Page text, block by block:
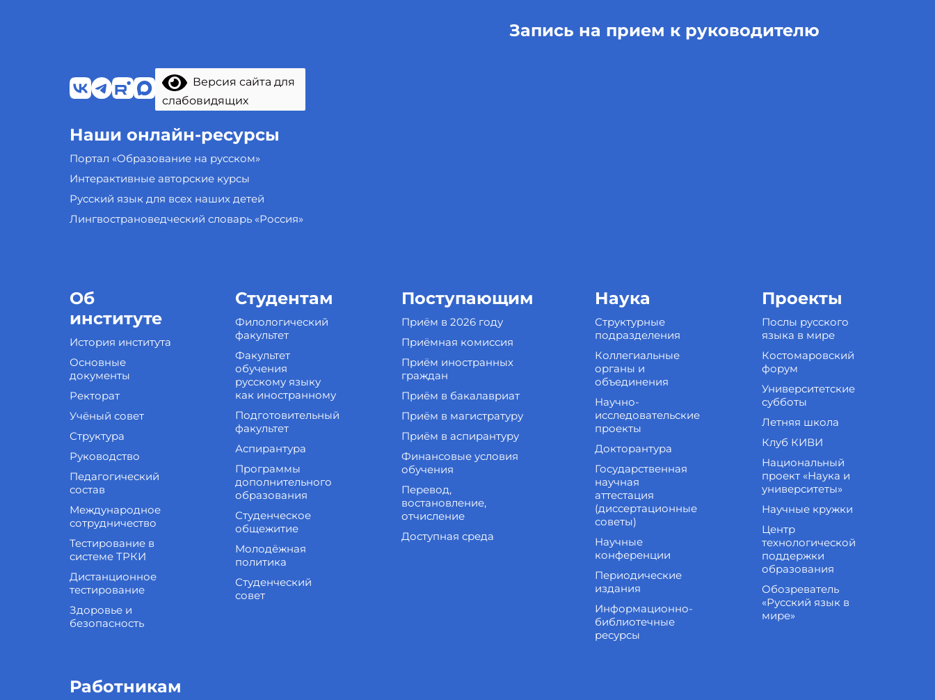
Запись на прием к руководителю
Версия сайта для
слабовидящих
Наши онлайн-ресурсы
Портал «Образование на русском»
Интерактивные авторские курсы
Русский язык для всех наших детей
Лингвострановедческий словарь «Россия»
Об
институте
История института
Основные
документы
Ректорат
Учёный совет
Структура
Руководство
Педагогический
состав
Международное
сотрудничество
Тестирование в
системе ТРКИ
Дистанционное
тестирование
Здоровье и
безопасность
Студентам
Филологический
факультет
Факультет
обучения
русскому языку
как иностранному
Подготовительный
факультет
Аспирантура
Программы
дополнительного
образования
Студенческое
общежитие
Молодёжная
политика
Студенческий
совет
Поступающим
Приём в 2026 году
Приёмная комиссия
Приём иностранных
граждан
Приём в бакалавриат
Приём в магистратуру
Приём в аспирантуру
Финансовые условия
обучения
Перевод,
востановление,
отчисление
Доступная среда
Наука
Структурные
подразделения
Коллегиальные
органы и
объединения
Научно-
исследовательские
проекты
Докторантура
Государственная
научная
аттестация
(диссертационные
советы)
Научные
конференции
Периодические
издания
Информационно-
библиотечные
ресурсы
Проекты
Послы русского
языка в мире
Костомаровский
форум
Университетские
субботы
Летняя школа
Клуб КИВИ
Национальный
проект «Наука и
университеты»
Научные кружки
Центр
технологической
поддержки
образования
Обозреватель
«Русский язык в
мире»
Работникам